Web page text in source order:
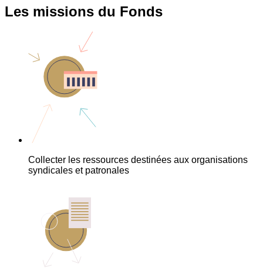
Les missions du Fonds
Collecter les ressources destinées aux organisations
syndicales et patronales